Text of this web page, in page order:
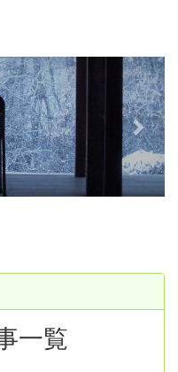
x
t
一覧